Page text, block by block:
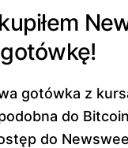
gotówka z
do
do